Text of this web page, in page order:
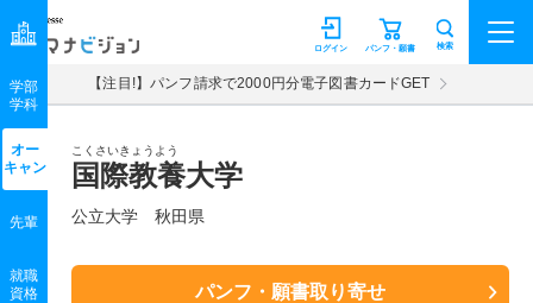
マナビジョン パンフ・願書
ログイン 検索
【注目!】パンフ請求で2000円分電子図書カードGET
こくさいきょうよう
国際教養大学
公立大学 秋田県
パンフ・願書取り寄せ
学部
学科
オー
キャン
先輩
就職
資格